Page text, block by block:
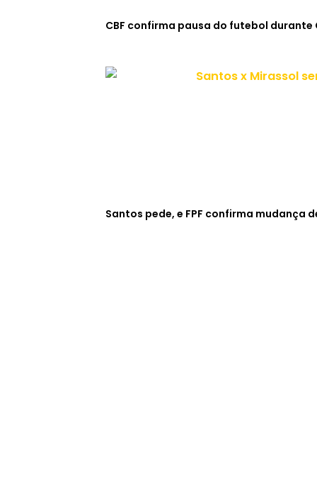
CBF confirma pausa do futebol durante
Santos pede, e FPF confirma mudança